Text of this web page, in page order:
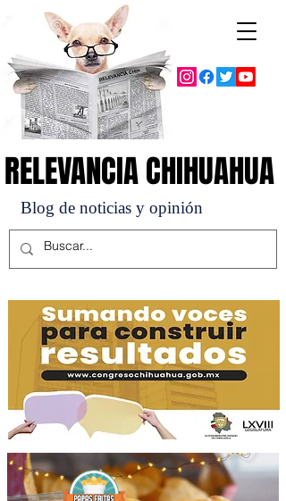
Blog de noticias y opinión
RELEVANCIA CHIHUAHUA
RELEVANCIA CHIHUAHUA